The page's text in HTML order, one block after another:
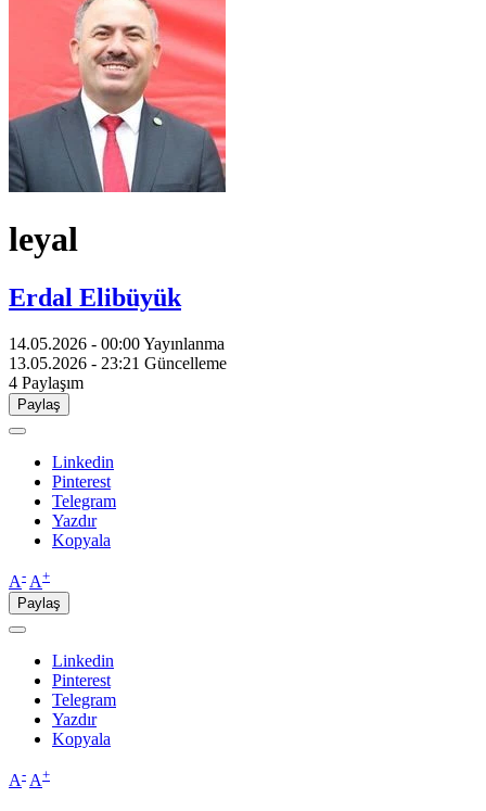
leyal
Erdal Elibüyük
14.05.2026 - 00:00Yayınlanma
13.05.2026 - 23:21 Güncelleme
4 Paylaşım
Paylaş
Linkedin
Pinterest
Telegram
Yazdır
Kopyala
A- A+
Paylaş
Linkedin
Pinterest
Telegram
Yazdır
Kopyala
A- A+